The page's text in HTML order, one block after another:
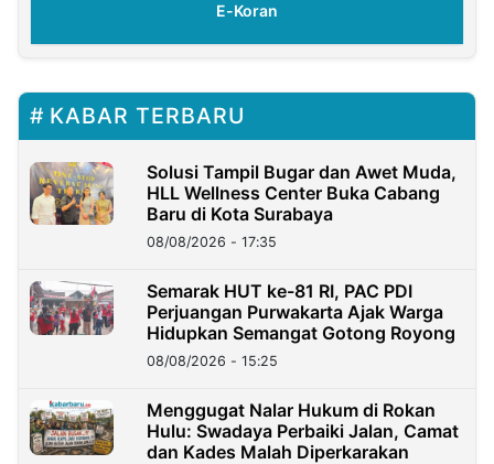
E-Koran
KABAR TERBARU
Solusi Tampil Bugar dan Awet Muda,
HLL Wellness Center Buka Cabang
Baru di Kota Surabaya
08/08/2026 - 17:35
Semarak HUT ke-81 RI, PAC PDI
Perjuangan Purwakarta Ajak Warga
Hidupkan Semangat Gotong Royong
08/08/2026 - 15:25
Menggugat Nalar Hukum di Rokan
Hulu: Swadaya Perbaiki Jalan, Camat
dan Kades Malah Diperkarakan